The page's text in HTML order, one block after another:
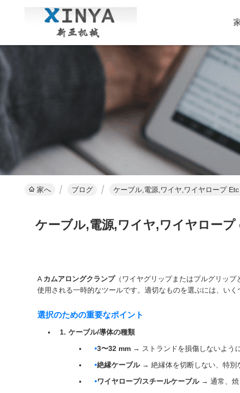
家へ ブログ ケーブル,電源,ワイヤ,ワイヤロープ
ケーブル,電源,ワイヤ,ワイヤロー
A カムアロングクランプ（ワイヤグリップまたはプルグリッ
使用される一時的なツールです。適切なものを選ぶには、いく
選択のための重要なポイント
ケーブル/導体の種類
3〜32 mm → ストランドを損傷しないよう
絶縁ケーブル→ 絶縁体を切断しない、特別
ワイヤロープ/スチールケーブル→ 通常、焼